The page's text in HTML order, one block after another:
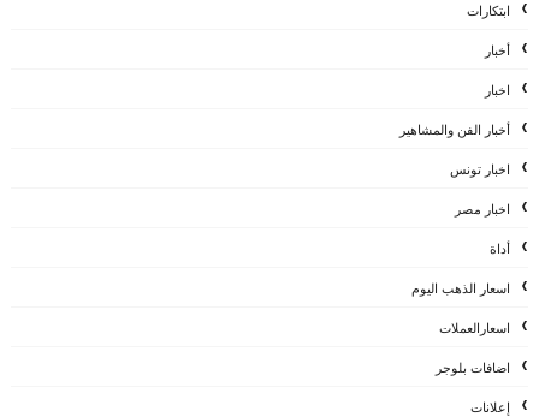
ابتكارات
أخبار
اخبار
أخبار الفن والمشاهير
اخبار تونس
اخبار مصر
أداة
اسعار الذهب اليوم
اسعارالعملات
اضافات بلوجر
إعلانات